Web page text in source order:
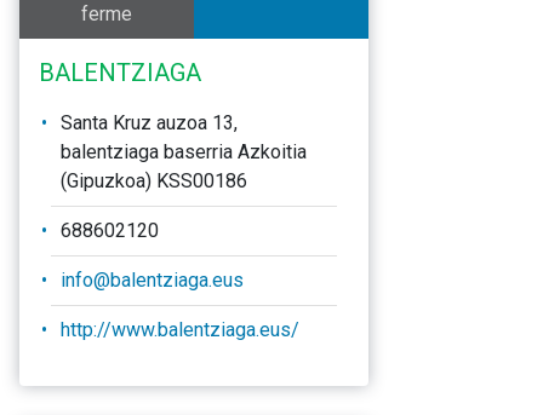
ferme
BALENTZIAGA
Santa Kruz auzoa 13,
balentziaga baserria Azkoitia
(Gipuzkoa) KSS00186
688602120
info@balentziaga.eus
http://www.balentziaga.eus/